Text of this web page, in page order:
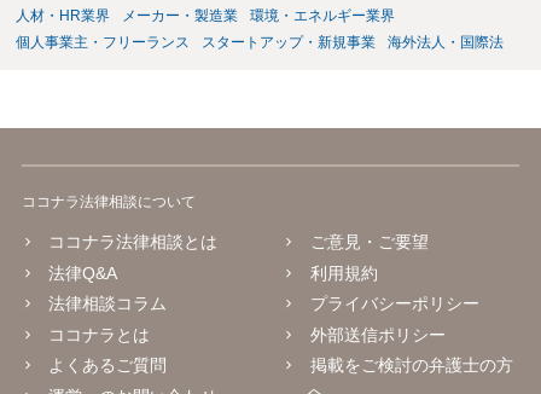
人材・HR業界
メーカー・製造業
環境・エネルギー業界
個人事業主・フリーランス
スタートアップ・新規事業 海外法人・国際法
ココナラ法律相談について
ココナラ法律相談とは
法律Q&A
法律相談コラム
ココナラとは
よくあるご質問
ご意見・ご要望
利用規約
プライバシーポリシー
外部送信ポリシー
掲載をご検討の弁護士の方